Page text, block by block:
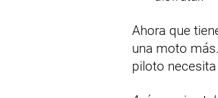
Ahora que
una moto
piloto